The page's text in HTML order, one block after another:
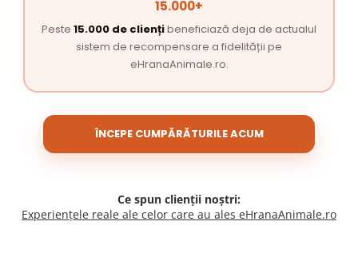
15.000+
Peste 15.000 de cliențibeneficiază deja de actualul
sistem de recompensare a fidelității pe
eHranaAnimale.ro.
ÎNCEPE CUMPĂRĂTURILE ACUM
Ce spun clienții noștri:
Experiențele reale ale celor care au ales eHranaAnimale.ro